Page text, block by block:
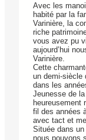
Avec les
habité par la
Varinière, la
riche
vous avez pu
aujourd’hui
Varinière.
Cette
un demi-siècle
dans les
Jeunesse de la
heureusement
fil des années
avec tact et
Située dans
nous pouvons